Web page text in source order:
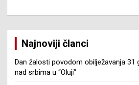
Najnoviji članci
Dan žalosti povodom obilježavanja 31
nad srbima u “Oluji”